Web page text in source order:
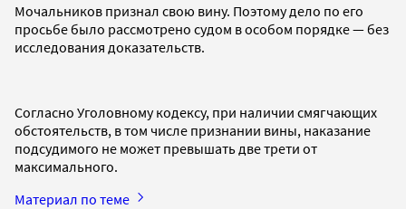
Мочальников признал свою вину. Поэтому дело по его
просьбе было рассмотрено судом в особом порядке — без
исследования доказательств.
Согласно Уголовному кодексу, при наличии смягчающих
обстоятельств, в том числе признании вины, наказание
подсудимого не может превышать две трети от
максимального.
Материал по теме